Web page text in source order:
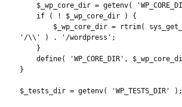
'/\\' ) . '/wordpress';
    define( 'WP_CORE_DIR', $_wp_core_dir );
}
$_tests_dir = getenv( 'WP_TESTS_DIR' );